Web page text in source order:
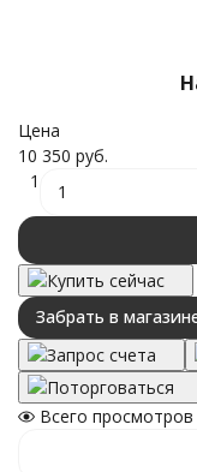
Цена
10 350 руб.
1
Купить сейчас
Забрать в
Запрос счета
Поторговаться
Всего